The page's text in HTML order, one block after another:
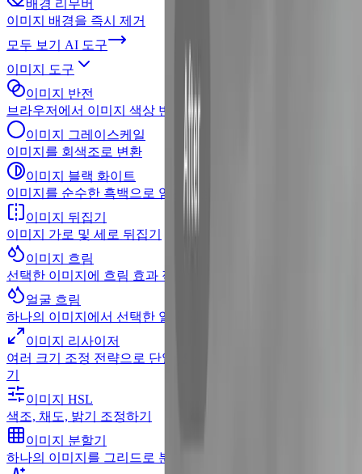
배경 리무버
이미지 배경을 즉시 제거
모두 보기
AI 도구
이미지 도구
이미지 반전
브라우저에서 이미지 색상 반전
이미지 그레이스케일
이미지를 회색조로 변환
이미지 블랙 화이트
이미지를 순수한 흑백으로 임계값 설정
이미지 뒤집기
이미지 가로 및 세로 뒤집기
이미지 흐림
선택한 이미지에 흐림 효과 적용
얼굴 흐림
하나의 이미지에서 선택한 얼굴 감지 및 흐림 처리
이미지 리사이저
여러 크기 조정 전략으로 단일 또는 배치 이미지 크기 조정하
기
이미지 HSL
색조, 채도, 밝기 조정하기
이미지 분할기
하나의 이미지를 그리드로 분할